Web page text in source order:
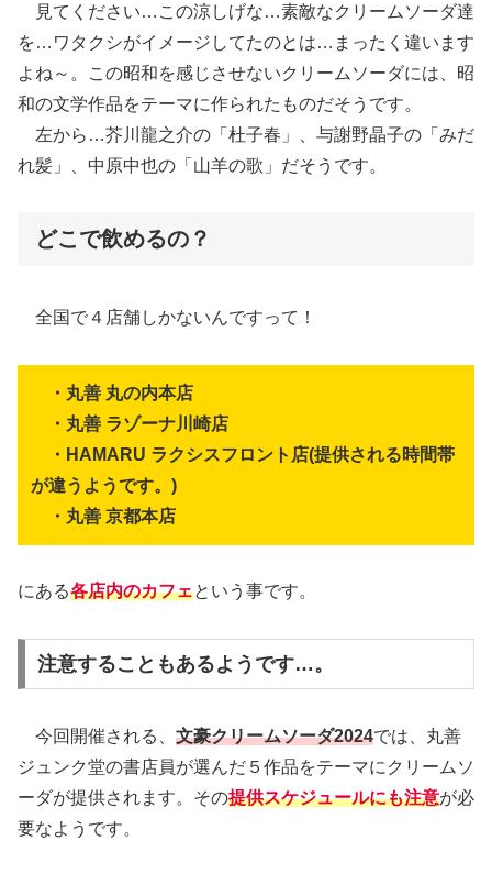
見てください…この涼しげな…素敵なクリームソーダ達
を…ワタクシがイメージしてたのとは…まったく違います
よね～。この昭和を感じさせないクリームソーダには、昭
和の文学作品をテーマに作られたものだそうです。
左から…芥川龍之介の「杜子春」、与謝野晶子の「みだ
れ髪」、中原中也の「山羊の歌」だそうです。
どこで飲めるの？
全国で４店舗しかないんですって！
・丸善 丸の内本店
・丸善 ラゾーナ川崎店
・HAMARU ラクシスフロント店(提供される時間帯
が違うようです。)
・丸善 京都本店
にある各店内のカフェという事です。
注意することもあるようです…。
今回開催される、 文豪クリームソーダ2024では、丸善
ジュンク堂の書店員が選んだ５作品をテーマにクリームソ
ーダが提供されます。その提供スケジュールにも注意が必
要なようです。